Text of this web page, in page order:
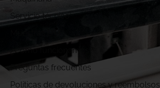
Servicio técnico
¿Cómo funcionamos?
Preguntas frecuentes
Politicas de devoluciones y reembolsos